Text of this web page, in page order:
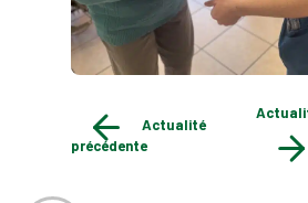
Actualité
précédente